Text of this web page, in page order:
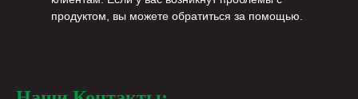
продуктом, вы можете обратиться за помощью.